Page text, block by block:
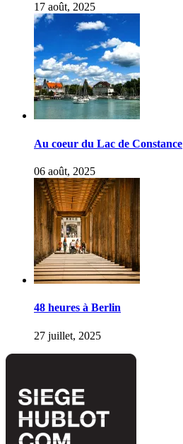
17 août, 2025
Au coeur du Lac de Constance
06 août, 2025
48 heures à Berlin
27 juillet, 2025